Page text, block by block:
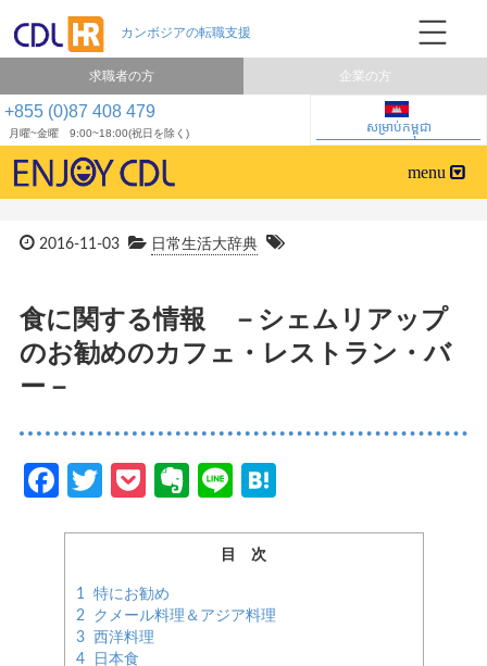
+855 (0)87 408 479
月曜~金曜 9:00~18:00(祝日を除く) សម្រាប់កម្ពុជា
求職者の方 企業の方
2016-11-03 日常生活大辞典
食に関する情報 －シェムリアップ
のお勧めのカフェ・レストラン・バ
ー－
Facebook
Twitter
PocketEvernote
Line
目 次
1
特にお勧め
2
クメール料理＆アジア料理
3
西洋料理
4
日本食